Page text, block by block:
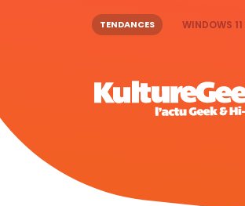
TENDANCES WINDOWS 11